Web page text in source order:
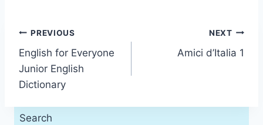
Post
navigation
PREVIOUS
English for Everyone
Junior English
Dictionary
NEXT
Amici d’Italia 1
Search